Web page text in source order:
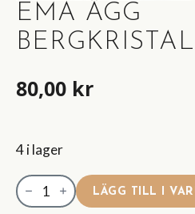
EMA ÄGG
80,00 kr
4 i lager
Ema
Ägg
LÄGG TILL I